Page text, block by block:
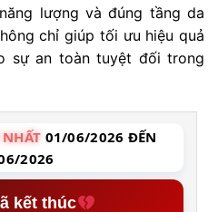
lượng và đúng tầng da
chỉ giúp tối ưu hiệu quả
sự an toàn tuyệt đối trong
NHẤT 01/06/2026 ĐẾN
2026
kết thúc